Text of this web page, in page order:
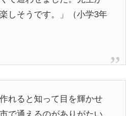
しそうです。」（小学3年
れると知って目を輝かせ